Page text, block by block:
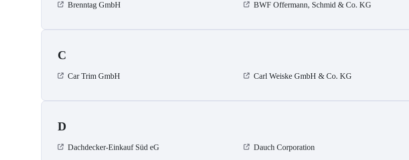
Brenntag GmbH
BWF Offermann, Schmid & Co. KG
C
Car Trim GmbH Carl Weiske GmbH & Co. KG
D
Dachdecker-Einkauf Süd eG Dauch Corporation